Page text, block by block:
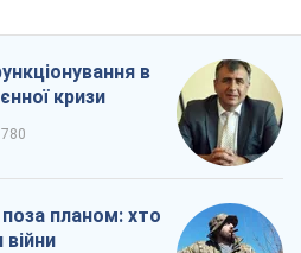
в
кризи
780
планом: хто